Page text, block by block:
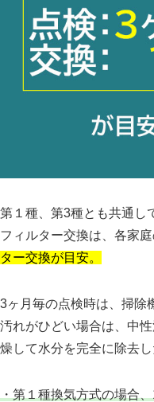
第１種、第3種とも共通し
フィルター交換は、各家
ター交換が目安。
3ヶ月毎の点検時は、掃除
汚れがひどい場合は、中
燥して水分を完全に除去し
・第１種換気方式の場合